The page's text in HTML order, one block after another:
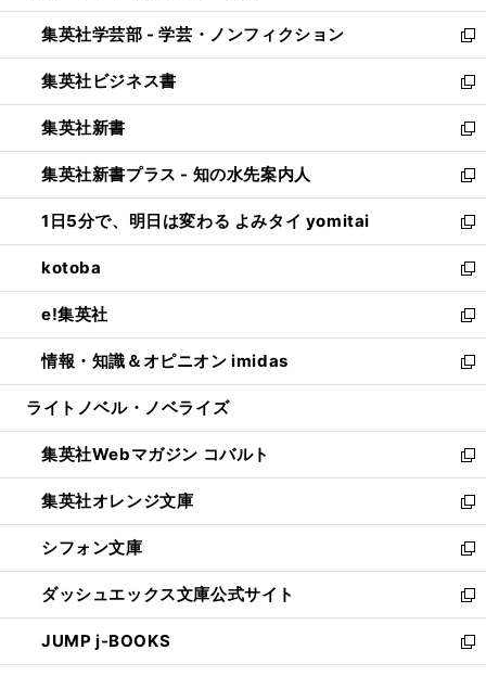
開
く
ウ
で
開
く
ン
ド
ウ
で
開
く
ウ
ィ
ン
ド
ウ
で
開
く
集英社学芸部 - 学芸・ノンフィクション
新
し
い
ウ
ィ
ン
ド
ウ
で
開
く
集英社ビジネス書
新
し
い
ウ
ィ
ン
ド
ウ
で
開
く
集英社新書
新
し
い
ウ
ィ
ン
ド
ウ
で
開
く
集英社新書プラス - 知の水先案内人
新
し
い
ウ
ィ
ン
ド
ウ
で
開
1日5分で、明日は変わる よみタイ yomitai
新
し
い
ウ
ィ
ン
ド
ウ
開
く
kotoba
新
し
い
ウ
ィ
ン
ウ
で
開
く
e!集英社
新
し
い
ウ
ン
ド
ウ
で
開
く
情報・知識＆オピニオン imidas
新
し
ウ
ィ
ン
ド
ウ
で
開
く
ライトノベル・ノベライズ
集英社Webマガジン コバルト
新
し
い
ウ
ィ
ン
ド
ウ
で
開
集英社オレンジ文庫
新
し
い
ウ
ィ
ン
ド
ウ
シフォン文庫
新
し
い
ウ
ィ
ン
ダッシュエックス文庫公式サイト
新
し
い
ウ
JUMP j-BOOKS
新
し